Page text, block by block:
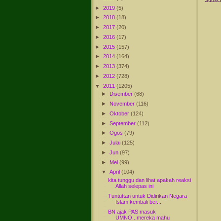
► 2019 (5)
► 2018 (18)
► 2017 (20)
► 2016 (17)
► 2015 (157)
► 2014 (164)
► 2013 (374)
► 2012 (728)
▼
2011 (1205)
►
Disember(68)
► November(116)
►Oktober(124)
►September(112)
►Ogos(79)
►Julai(125)
►Jun(97)
► Mei(99)
▼
April(104)
kita tunggu dan lihat apakah reaksi
Allah selepas ini
Tuntuttan untuk Didirikan Negara
Islam kembali ber...
BN ajak PAS masuk
UMNO...mereka mahu